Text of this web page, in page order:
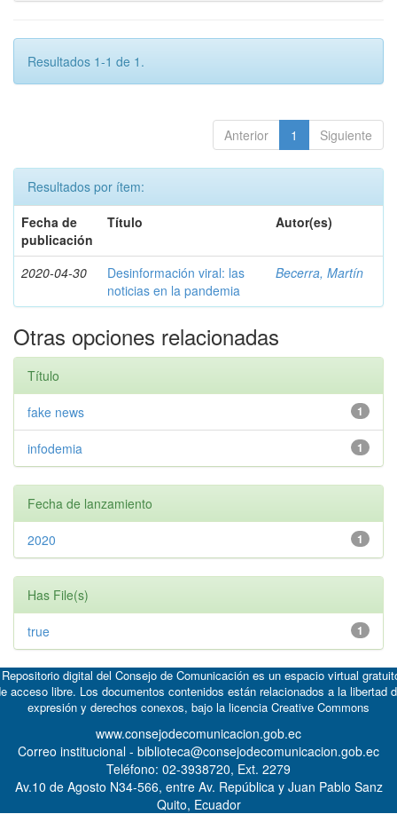
Resultados 1-1 de 1.
Anterior 1 Siguiente
Resultados por ítem:
Fecha de
publicación
Título Autor(es)
2020-04-30
Desinformación viral: las
noticias en la pandemia
Becerra, Martín
Otras opciones relacionadas
Título
1
fake news
1
infodemia
Fecha de lanzamiento
1
2020
Has File(s)
1
true
digital del Consejo de Comunicación es un espacio virtual
acceso libre. Los documentos contenidos están relacionados a la libertad
expresión y derechos conexos, bajo la licencia Creative Commons
www.consejodecomunicacion.gob.ec
Correo institucional - biblioteca@consejodecomunicacion.gob.ec
Teléfono: 02-3938720, Ext. 2279
Av.10 de Agosto N34-566, entre Av. República y Juan Pablo Sanz
Quito, Ecuador